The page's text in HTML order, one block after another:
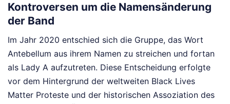
Kontroversen um die Namensänderung
der Band
Im Jahr 2020 entschied sich die Gruppe, das Wort
Antebellum aus ihrem Namen zu streichen und fortan
als Lady A aufzutreten. Diese Entscheidung erfolgte
vor dem Hintergrund der weltweiten Black Lives
Matter Proteste und der historischen Assoziation des